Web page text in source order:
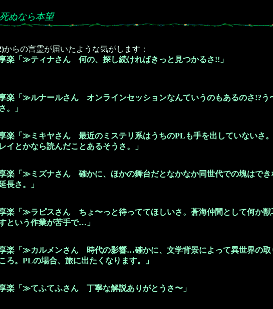
ぬなら本望
からの言霊が届いたような気がします：
楽「≫ティナさん 何の、探し続ければきっと見つかるさ!!」
楽「≫ルナールさん オンラインセッションなんていうのもあるのさ!?う
。」
楽「≫ミキヤさん 最近のミステリ系はうちのPLも手を出していないさ
イとかなら読んだことあるそうさ。」
楽「≫ミズナさん 確かに、ほかの舞台だとなかなか同世代での塊はでき
長さ。」
楽「≫ラピスさん ちょ〜っと待っててほしいさ。蒼海仲間として何か獣
という作業が苦手で…」
楽「≫カルメンさん 時代の影響…確かに、文学背景によって異世界の取
ろ。PLの場合、旅に出たくなります。」
楽「≫てふてふさん 丁寧な解説ありがとうさ〜」